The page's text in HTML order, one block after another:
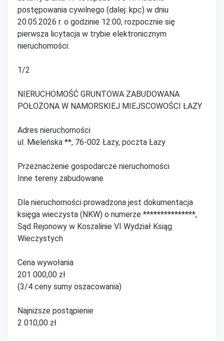
postępowania cywilnego (dalej: kpc) w dniu
20.05.2026 r. o godzinie 12:00, rozpocznie się
pierwsza licytacja w trybie elektronicznym
nieruchomości:
1/2
NIERUCHOMOŚĆ GRUNTOWA ZABUDOWANA
POŁOŻONA W NAMORSKIEJ MIEJSCOWOŚCI ŁAZY
Adres nieruchomości
ul. Mieleńska **, 76-002 Łazy, poczta Łazy
Przeznaczenie gospodarcze nieruchomości
Inne tereny zabudowane
Dla nieruchomości prowadzona jest dokumentacja
księga wieczysta (NKW) o numerze ***************,
Sąd Rejonowy w Koszalinie VI Wydział Ksiąg
Wieczystych
Cena wywołania
201 000,00 zł
(3/4 ceny sumy oszacowania)
Najniższe postąpienie
2 010,00 zł